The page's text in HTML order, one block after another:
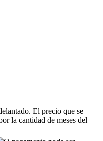
El precio que se
la cantidad de meses del